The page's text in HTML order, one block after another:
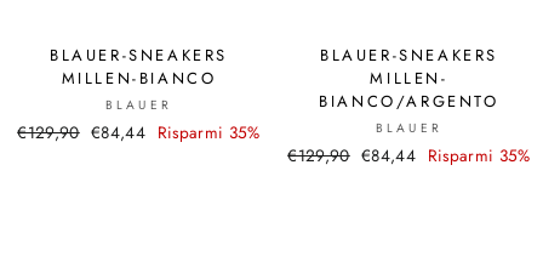
BLAUER-SNEAKERS
MILLEN-BIANCO
BLAUER
Prezzo
€129,90 Prezzo
€84,44 Risparmi 35%
BLAUER-SNEAKERS
MILLEN-
BIANCO/ARGENTO
BLAUER
Prezzo
€129,90 Prezzo
€84,44 Risparmi 35%